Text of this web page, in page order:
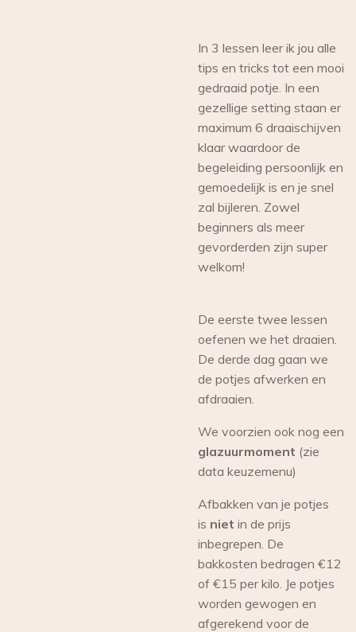
In 3 lessen leer ik jou alle
tips en tricks tot een mooi
gedraaid potje. In een
gezellige setting staan er
maximum 6 draaischijven
klaar waardoor de
begeleiding persoonlijk en
gemoedelijk is en je snel
zal bijleren. Zowel
beginners als meer
gevorderden zijn super
welkom!
De eerste twee lessen
oefenen we het draaien.
De derde dag gaan we
de potjes afwerken en
afdraaien.
We voorzien ook nog een
glazuurmoment (zie
data keuzemenu)
Afbakken van je potjes
is niet in de prijs
inbegrepen. De
bakkosten bedragen €12
of €15 per kilo. Je potjes
worden gewogen en
afgerekend voor de